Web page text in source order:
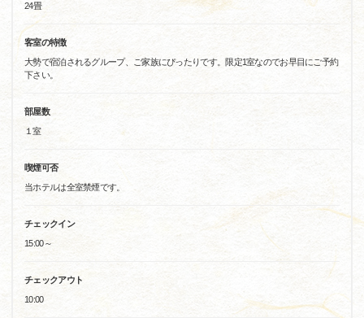
24畳
客室の特徴
大勢で宿泊されるグループ、ご家族にぴったりです。限定1室なのでお早目にご予約
下さい。
部屋数
１室
喫煙可否
当ホテルは全室禁煙です。
チェックイン
15:00～
チェックアウト
10:00